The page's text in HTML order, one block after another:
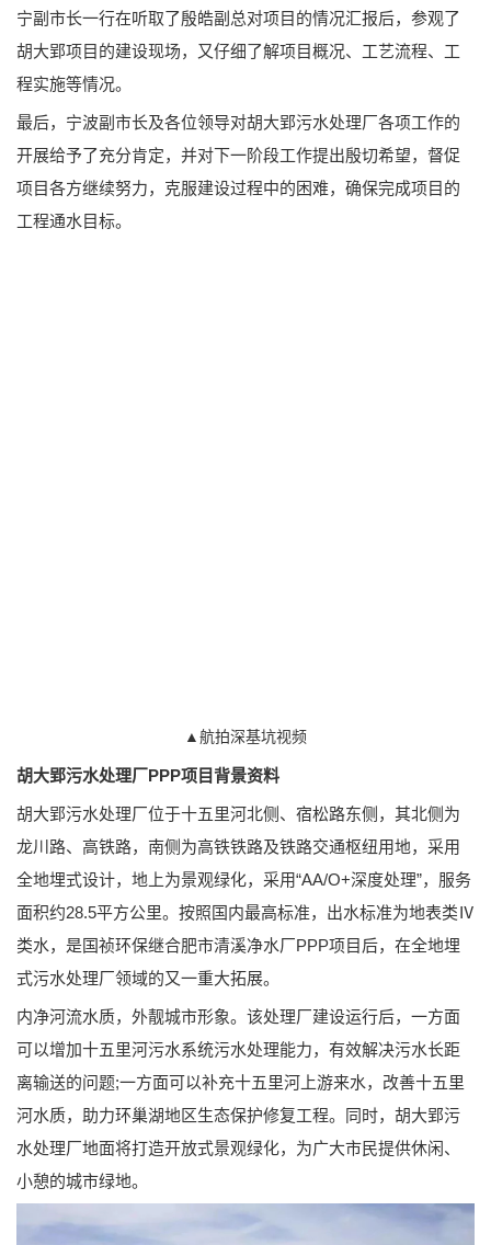
宁副市长一行在听取了殷皓副总对项目的情况汇报后，参观了
胡大郢项目的建设现场，又仔细了解项目概况、工艺流程、工
程实施等情况。
最后，宁波副市长及各位领导对胡大郢污水处理厂各项工作的
开展给予了充分肯定，并对下一阶段工作提出殷切希望，督促
项目各方继续努力，克服建设过程中的困难，确保完成项目的
工程通水目标。
▲航拍深基坑视频
胡大郢污水处理厂PPP项目背景资料
胡大郢污水处理厂位于十五里河北侧、宿松路东侧，其北侧为
龙川路、高铁路，南侧为高铁铁路及铁路交通枢纽用地，采用
全地埋式设计，地上为景观绿化，采用“AA/O+深度处理”，服务
面积约28.5平方公里。按照国内最高标准，出水标准为地表类Ⅳ
类水，是国祯环保继合肥市清溪净水厂PPP项目后，在全地埋
式污水处理厂领域的又一重大拓展。
内净河流水质，外靓城市形象。该处理厂建设运行后，一方面
可以增加十五里河污水系统污水处理能力，有效解决污水长距
离输送的问题;一方面可以补充十五里河上游来水，改善十五里
河水质，助力环巢湖地区生态保护修复工程。同时，胡大郢污
水处理厂地面将打造开放式景观绿化，为广大市民提供休闲、
小憩的城市绿地。